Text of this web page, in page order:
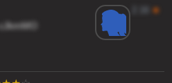
cJkmMO
★